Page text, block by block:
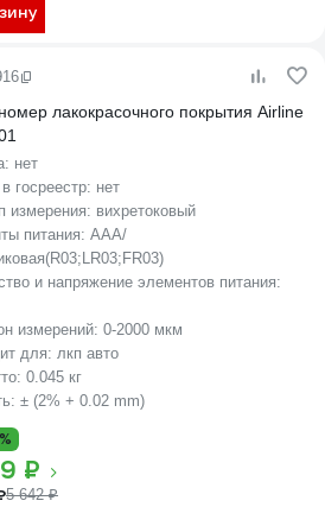
лакокрасочного покрытия Airline
нет
госреестр: нет
измерения: вихретоковый
питания: AAA/
и напряжение элементов питания:
измерений: 0-2000 мкм
для: лкп авто
0.045 кг
± (2% + 0.02 mm)
₽
5 642 ₽